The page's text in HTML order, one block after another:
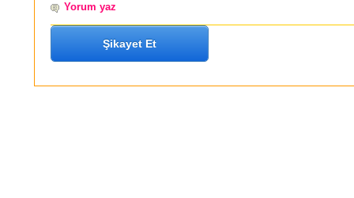
Yorum yaz
Şikayet Et